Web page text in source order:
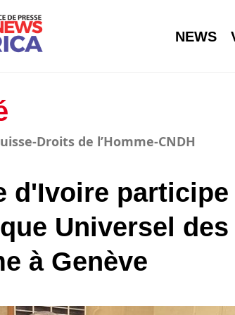
NEWS
Droits de l’Homme-CNDH
d'Ivoire participe
Universel
à Genève